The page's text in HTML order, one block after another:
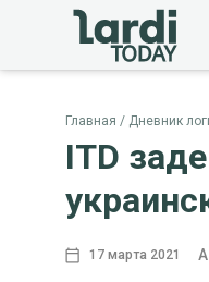
Главная Дневник
ITD
17 марта 2021